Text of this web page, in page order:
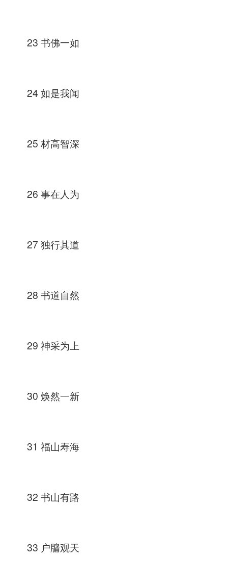
23 书佛一如
24 如是我闻
25 材高智深
26 事在人为
27 独行其道
28 书道自然
29 神采为上
30 焕然一新
31 福山寿海
32 书山有路
33 户牖观天